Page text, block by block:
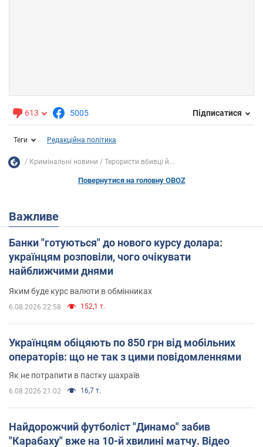
613 5005 Підписатися
Теги Редакційна політика
Кримінальні новини Терористи вбивці й...
Повернутися на головну OBOZ
Важливе
Банки "готуються" до нового курсу долара:
українцям розповіли, чого очікувати
найближчими днями
Яким буде курс валюти в обмінниках
6.08.2026 22:58 152,1 т.
Українцям обіцяють по 850 грн від мобільних
операторів: що не так з цими повідомленнями
Як не потрапити в пастку шахраїв
6.08.2026 21:02 16,7 т.
Найдорожчий футболіст "Динамо" забив
"Карабаху" вже на 10-й хвилині матчу. Відео